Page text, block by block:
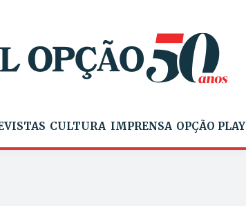
CULTURA IMPRENSA OPÇÃO PLAY